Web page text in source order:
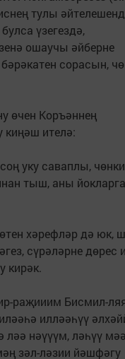
тулы
үзегездә,
ошаучы әйберне
сорасын,
өчен Коръәннең
киңәш ителә:
уку саваплы,
тыш, аны йокларга
хәрефләр дә юк,
сүрәләрне дөрес
кирәк.
раҗииим Бисмил-
илләәһүү
ләә нәүүүм, ләһүү
зәл-ләзии йәшфәгу